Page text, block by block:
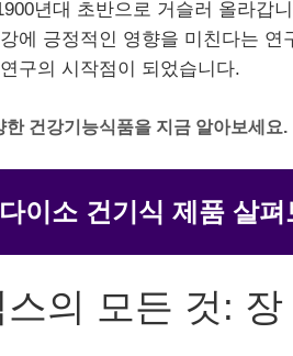
년대 초반으로 거슬러 올라갑
에 긍정적인 영향을 미친다는 연
구의 시작점이 되었습니다.
건강기능식품을 지금 알아보세요.
다이소 건기식 제품 살펴
의 모든 것: